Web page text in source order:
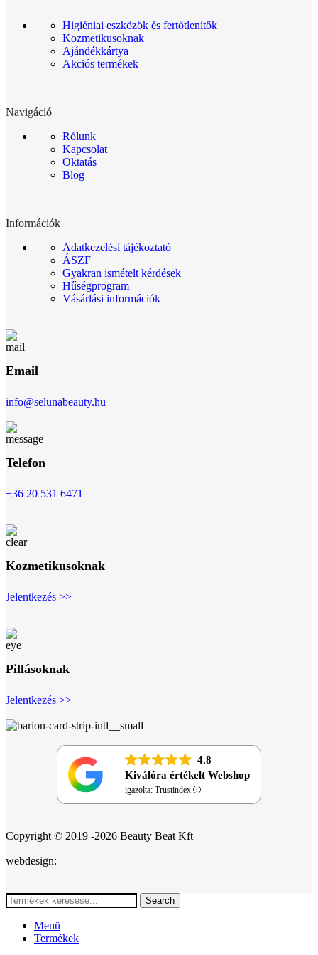
Higiéniai eszközök és fertőtlenítők
Kozmetikusoknak
Ajándékkártya
Akciós termékek
Navigáció
Rólunk
Kapcsolat
Oktatás
Blog
Információk
Adatkezelési tájékoztató
ÁSZF
Gyakran ismételt kérdések
Hűségprogram
Vásárlási információk
Email
info@selunabeauty.hu
Telefon
+36 20 531 6471
Kozmetikusoknak
Jelentkezés >>
Pillásoknak
Jelentkezés >>
4.8
Kiválóra értékelt Webshop
igazolta: Trustindex
Copyright © 2019 -2026 Beauty Beat Kft
webdesign:
Search
Menü
Termékek